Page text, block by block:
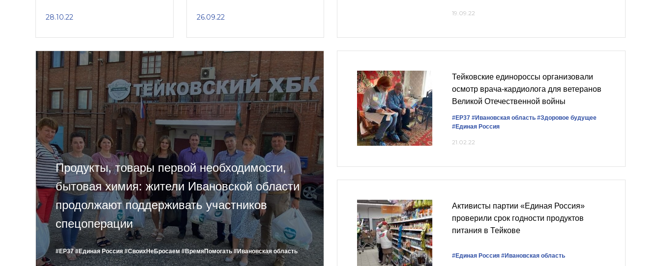
28.10.22 26.09.22 19.09.22
Продукты, товары первой необходимости,
бытовая химия: жители Ивановской области
продолжают поддерживать участников
спецоперации
#ЕР37 #Единая Россия #СвоихНеБросаем #ВремяПомогать #Ивановская область
Тейковские единороссы организовали
осмотр врача-кардиолога для ветеранов
Великой Отечественной войны
#ЕР37 #Ивановская область #Здоровое будущее
#Единая Россия
21.02.22
Активисты партии «Единая Россия»
проверили срок годности продуктов
питания в Тейкове
#Единая Россия #Ивановская область